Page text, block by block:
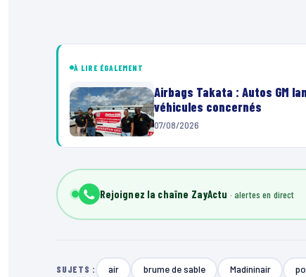
À LIRE ÉGALEMENT
Airbags Takata : Autos GM
véhicules concernés
07/08/2026
Rejoignez la chaîne ZayActu
SUJETS : air brume de sable Madininair